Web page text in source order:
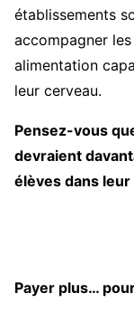
établissements
accompagner
alimentation
leur cerveau.
Pensez-vous
devraient
élèves dans
Payer plus…